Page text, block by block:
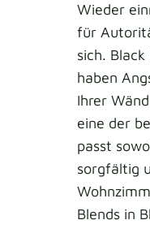
Wieder
für
sich.
haben
Ihrer
eine der
passt
sorgfältig
Blends in